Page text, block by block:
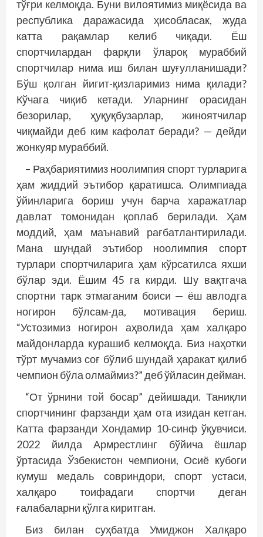
тўғри келмоқда. Буни вилоятимиз миқёсида ва
республика даражасида ҳисобласак, жуда
катта рақамлар келиб чиқади. Ёш
спортчилардан фарқли ўлароқ мураббий
спортчилар нима иш билан шуғулланишади?
Бўш қолган йигит-қизларимиз нима қилади?
Кўчага чиқиб кетади. Уларнинг орасидан
безорилар, ҳуқуқбузарлар, жиноятчилар
чиқмайди деб ким кафолат беради? — дейди
жонкуяр мураббий.
– Раҳбариятимиз ноолимпия спорт турларига
ҳам жиддий эътибор қаратишса. Олимпиада
ўйинларига бориш учун барча харажатлар
давлат томонидан қоплаб берилади. Ҳам
моддий, ҳам маънавий рағбатлантирилади.
Мана шундай эътибор ноолимпия спорт
турлари спортчиларига ҳам кўрсатилса яхши
бўлар эди. Ёшим 45 га кирди. Шу вақтгача
спортни тарк этмаганим боиси — ёш авлодга
ногирон бўлсам-да, мотивация бериш.
“Устозимиз ногирон аҳволида ҳам халқаро
майдонларда курашиб келмоқда. Биз наҳотки
тўрт мучамиз соғ бўлиб шундай ҳаракат қилиб
чемпион бўла олмаймиз?” деб ўйласин дейман.
“От ўрнини той босар” дейишади. Таниқли
спортчининг фарзанди ҳам ота изидан кетган.
Катта фарзанди Хондамир 10-синф ўқувчиси.
2022 йилда Армрестлинг бўйича ёшлар
ўртасида Ўзбекистон чемпиони, Осиё кубоги
кумуш медаль совриндори, спорт устаси,
халқаро тоифадаги спортчи деган
ғалабаларни қўлга киритган.
Биз билан суҳбатда Умиджон Халқаро